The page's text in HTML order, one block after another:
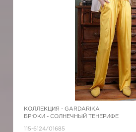
КОЛЛЕКЦИЯ - GARDARIKA
БРЮКИ - СОЛНЕЧНЫЙ ТЕНЕРИФЕ
115-6124/01685